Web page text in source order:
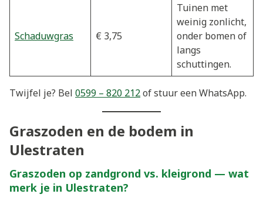
Schaduwgras € 3,75
Tuinen met
weinig zonlicht,
onder bomen of
langs
schuttingen.
Twijfel je? Bel 0599 – 820 212of stuur een WhatsApp.
Graszoden en de bodem in
Ulestraten
Graszoden op zandgrond vs. kleigrond — wat
merk je in Ulestraten?